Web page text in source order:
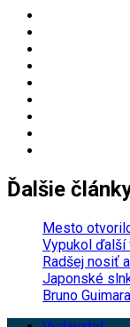
Ďalšie
Mesto
Vypukol ďalší
Radšej nosiť
Japonské
Bruno